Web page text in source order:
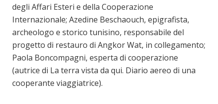
degli Affari Esteri e della Cooperazione
Internazionale; Azedine Beschaouch, epigrafista,
archeologo e storico tunisino, responsabile del
progetto di restauro di Angkor Wat, in collegamento;
Paola Boncompagni, esperta di cooperazione
(autrice di La terra vista da qui. Diario aereo di una
cooperante viaggiatrice).